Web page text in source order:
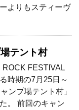
よりもスティーヴ
テント村
FESTIVAL
時期の7月25日～
ンプ場テント村」
。 前回のキャン